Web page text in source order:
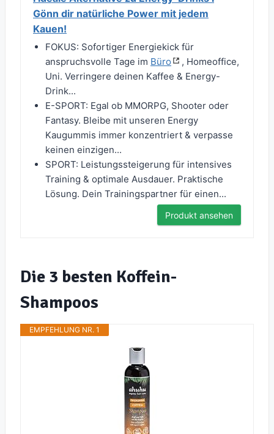
Gönn dir natürliche Power mit jedem
Kauen!
FOKUS: Sofortiger Energiekick für
anspruchsvolle Tage im Büro
, Homeoffice,
Uni. Verringere deinen Kaffee & Energy-
Drink...
E-SPORT: Egal ob MMORPG, Shooter oder
Fantasy. Bleibe mit unseren Energy
Kaugummis immer konzentriert & verpasse
keinen einzigen...
SPORT: Leistungssteigerung für intensives
Training & optimale Ausdauer. Praktische
Lösung. Dein Trainingspartner für einen...
Produkt ansehen
Die 3 besten Koffein-
Shampoos
EMPFEHLUNG NR. 1